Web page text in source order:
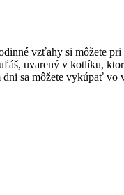
vzťahy si môžete
uvarený v kotlíku,
sa môžete vykúpať vo